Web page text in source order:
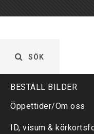
Fri frakt vid köp
SÖK
Öppettider/Om oss
ID, visum &